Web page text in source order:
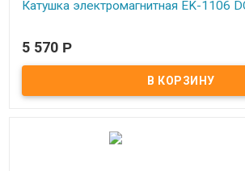
Катушка электромагнитная EK-1106
5 570 Р